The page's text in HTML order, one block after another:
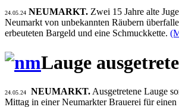
24.05.24 NEUMARKT. Zwei 15 Jahre alte
Neumarkt von unbekannten Räubern
erbeuteten Bargeld und eine Schmuckkette.
Lauge
24.05.24 NEUMARKT. Ausgetretene Lauge
Mittag in einer Neumarkter Brauerei für einen